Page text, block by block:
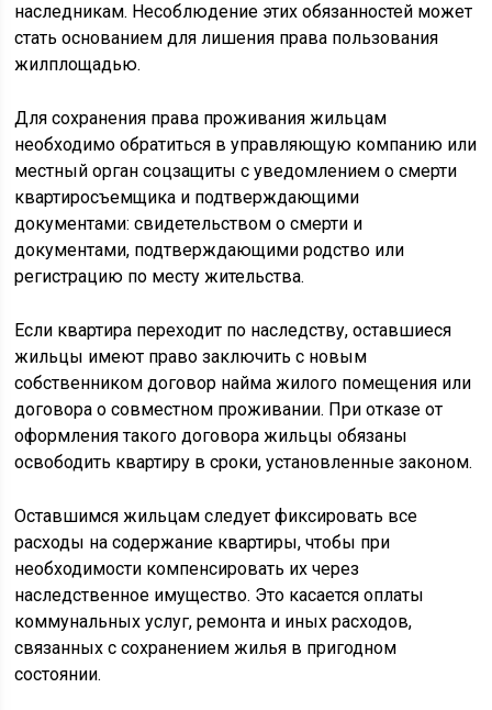
наследникам. Несоблюдение этих обязанностей может
стать основанием для лишения права пользования
жилплощадью.
Для сохранения права проживания жильцам
необходимо обратиться в управляющую компанию или
местный орган соцзащиты с уведомлением о смерти
квартиросъемщика и подтверждающими
документами: свидетельством о смерти и
документами, подтверждающими родство или
регистрацию по месту жительства.
Если квартира переходит по наследству, оставшиеся
жильцы имеют право заключить с новым
собственником договор найма жилого помещения или
договора о совместном проживании. При отказе от
оформления такого договора жильцы обязаны
освободить квартиру в сроки, установленные законом.
Оставшимся жильцам следует фиксировать все
расходы на содержание квартиры, чтобы при
необходимости компенсировать их через
наследственное имущество. Это касается оплаты
коммунальных услуг, ремонта и иных расходов,
связанных с сохранением жилья в пригодном
состоянии.